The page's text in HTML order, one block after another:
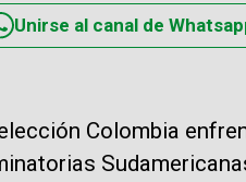
Unirse al canal de
Colombia